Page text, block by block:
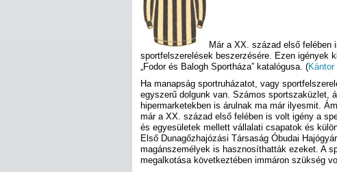
Már a XX. század első felében
sportfelszerelések beszerzésére. Ezen igények
„Fodor és Balogh Sportháza” katalógusa. (
Ha manapság sportruházatot, vagy
egyszerű dolgunk van. Számos sportszaküzlet,
hipermarketekben is árulnak ma már ilyesmit.
már a XX. század első felében is volt igény a
és egyesületek mellett vállalati csapatok és
Első Dunagőzhajózási Társaság Óbudai
magánszemélyek is hasznosíthatták ezeket. A
megalkotása következtében immáron szükség